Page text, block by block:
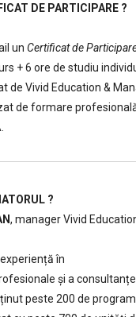
DE PARTICIPARE ?
un Certificat de
+ 6 ore de studiu
de Vivid Education &
de formare
?
, manager Vivid
în
și a
peste 200 de